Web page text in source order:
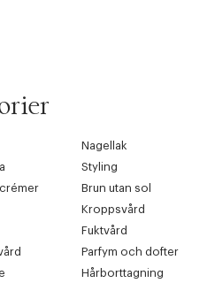
Nagellak
Styling
Brun utan sol
Kroppsvård
Fuktvård
Parfym och dofter
Hårborttagning